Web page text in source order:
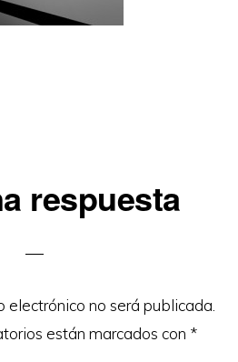
respuesta
electrónico no será publicada.
están marcados con *